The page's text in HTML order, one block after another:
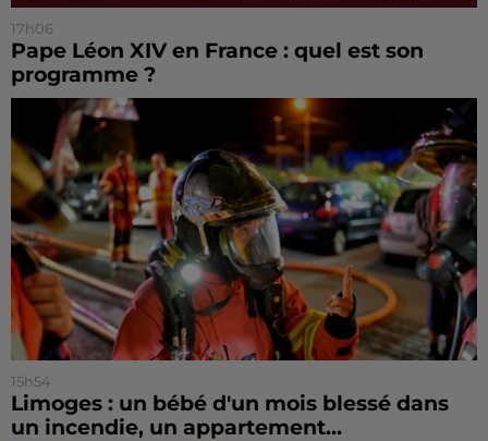
17h06
Pape Léon XIV en France : quel est son
programme ?
15h54
Limoges : un bébé d'un mois blessé dans
un incendie, un appartement...